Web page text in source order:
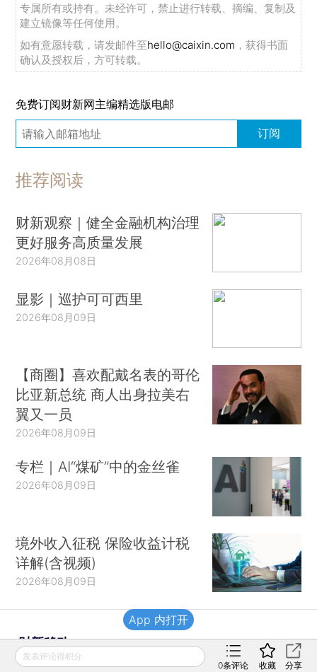
专属所有或持有。未经许可，禁止进行转载、摘编、复制及
建立镜像等任何使用。
如有意愿转载，请发邮件至hello@caixin.com ，获得书面
确认及授权后，方可转载。
免费订阅财新网主编精选版电邮
订阅
推荐阅读
财新观察｜健全金融机构治理
更好服务高质量发展
2026年08月08日
显影｜巡护可可西里
2026年08月09日
【商圈】喜欢配戴名表的哥伦
比亚新总统 商人出身拉美右
翼又一员
2026年08月09日
专栏｜AI“煤矿”中的金丝雀
2026年08月09日
境外收入征税 保险收益计税
详解(含视频)
2026年08月09日
财新移动
发表评论得积分
0条评论 收藏 分享
App 内打开